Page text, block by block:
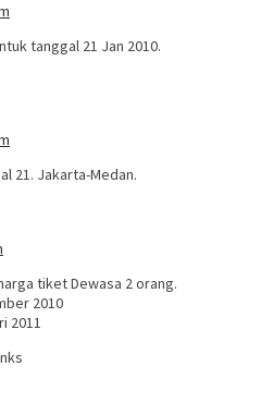
tanggal 21 Jan 2010.
21. Jakarta-Medan.
tiket Dewasa 2 orang.
2010
2011